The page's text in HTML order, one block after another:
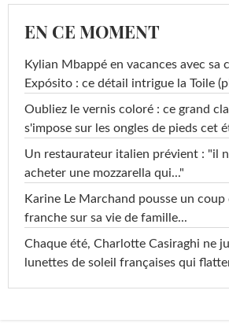
EN CE MOMENT
Kylian Mbappé en vacances avec sa
Expósito : ce détail intrigue la Toile
Oubliez le vernis coloré : ce grand
s'impose sur les ongles de pieds cet
Un restaurateur italien prévient : "il
acheter une mozzarella qui..."
Karine Le Marchand pousse un coup
franche sur sa vie de famille...
Chaque été, Charlotte Casiraghi ne
lunettes de soleil françaises qui